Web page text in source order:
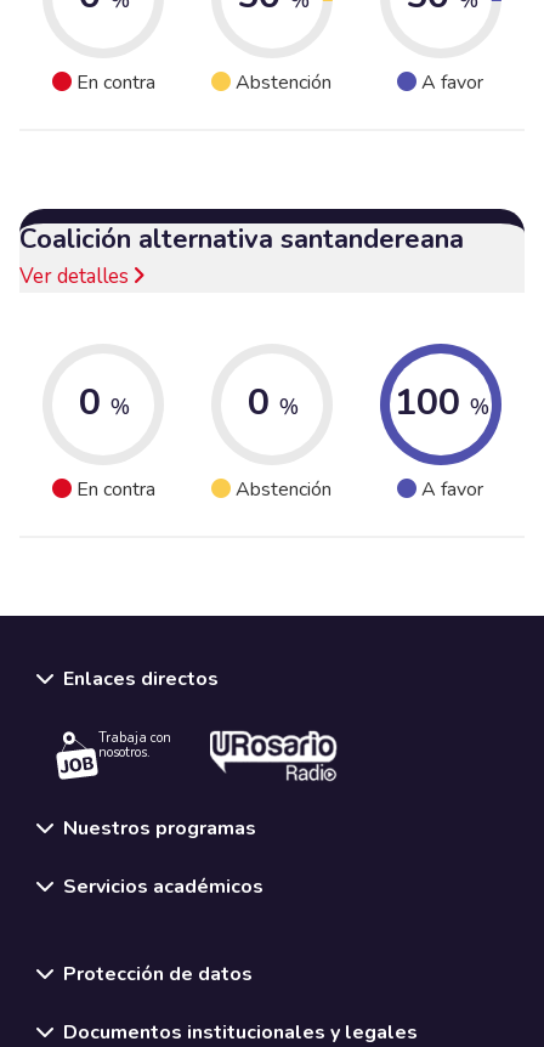
En contra Abstención A favor
Coalición alternativa santandereana
Ver detalles
0 %
En contra
0 %
Abstención
100 %
A favor
Enlaces directos
Trabaja con
nosotros.
Nuestros programas
Servicios académicos
Protección de datos
Documentos institucionales y legales